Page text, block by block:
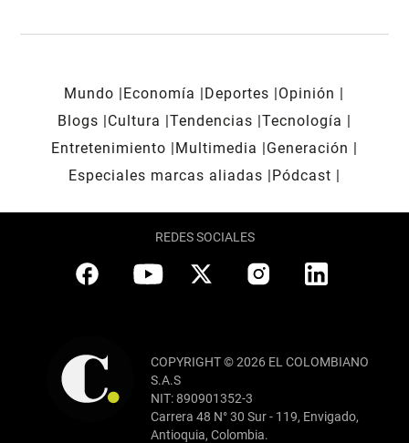
Mundo Economía Deportes
Opinión
Blogs
Cultura Tendencias Tecnología
Entretenimiento
Multimedia
Generación
Especiales marcas aliadas
Pódcast
REDES SOCIALES
COPYRIGHT © 2026 EL COLOMBIANO
S.A.S
NIT: 890901352-3
Carrera 48 N° 30 Sur - 119, Envigado,
Antioquia, Colombia.